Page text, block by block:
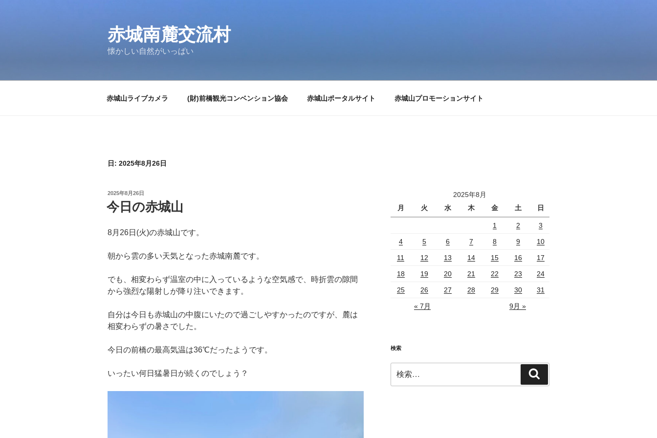
赤城南麓交流村
懐かしい自然がいっぱい
赤城山ライブカメラ (財)前橋観光コンベンション協会 赤城山ポータルサイト 赤城山プロモーションサイト
日: 2025年8月26日
投
稿
日:
2025年8月26日
今日の赤城山
8月26日(火)の赤城山です。
朝から雲の多い天気となった赤城南麓です。
でも、相変わらず温室の中に入っているような空気感で、時折雲の隙間
から強烈な陽射しが降り注いできます。
自分は今日も赤城山の中腹にいたので過ごしやすかったのですが、麓は
相変わらずの暑さでした。
今日の前橋の最高気温は36℃だったようです。
いったい何日猛暑日が続くのでしょう？
2025年8月
月
火 水 木 金 土 日
1 2 3
4 5 6 7 8 9 10
11 12 13 14 15 16 17
18 19 20 21 22 23 24
25 26 27 28 29 30 31
« 7月 9月 »
検索
索:
索